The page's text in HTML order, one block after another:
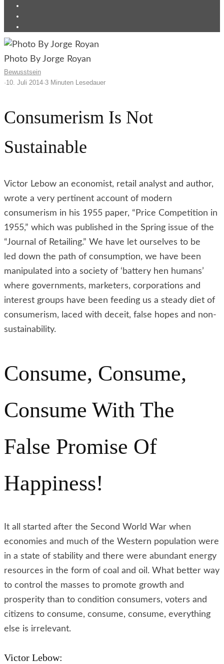
Photo By Jorge Royan
Bewusstsein
·10. Juli 2014·3 Minuten Lesedauer
Consumerism Is Not
Sustainable
Victor Lebow an economist, retail analyst and author,
wrote a very pertinent account of modern
consumerism in his 1955 paper, “Price Competition in
1955,” which was published in the Spring issue of the
“Journal of Retailing.” We have let ourselves to be
led down the path of consumption, we have been
manipulated into a society of ‘battery hen humans’
where governments, marketers, corporations and
interest groups have been feeding us a steady diet of
consumerism, laced with deceit, false hopes and non-
sustainability.
Consume, Consume,
Consume With The
False Promise Of
Happiness!
It all started after the Second World War when
economies and much of the Western population were
in a state of stability and there were abundant energy
resources in the form of coal and oil. What better way
to control the masses to promote growth and
prosperity than to condition consumers, voters and
citizens to consume, consume, consume, everything
else is irrelevant.
Victor Lebow: